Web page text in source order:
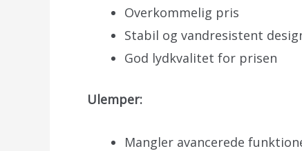
Overkommelig pris
Stabil og vandresistent
God lydkvalitet for prisen
Ulemper:
Mangler avancerede